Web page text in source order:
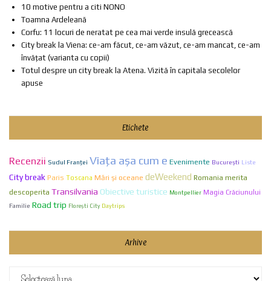
10 motive pentru a citi NONO
Toamna Ardeleană
Corfu: 11 locuri de neratat pe cea mai verde insulă grecească
City break la Viena: ce-am făcut, ce-am văzut, ce-am mancat, ce-am
învățat (varianta cu copii)
Totul despre un city break la Atena. Vizită în capitala secolelor
apuse
Etichete
Recenzii Sudul Franței Viaţa aşa cum e Evenimente Bucureşti Liste
City break Paris Toscana Mări și oceane deWeekend Romania merita
descoperita Transilvania Obiective turistice Montpellier Magia Crăciunului
Familie Road trip Florești City Daytrips
Arhive